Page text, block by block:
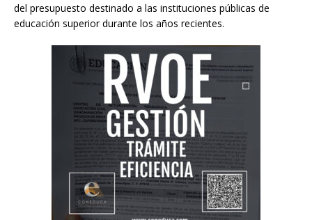
del presupuesto destinado a las instituciones públicas de
educación superior durante los años recientes.